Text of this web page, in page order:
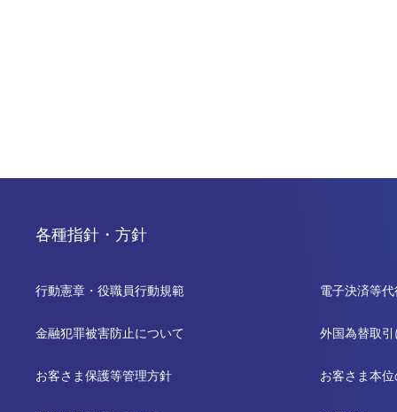
各種指針・方針
行動憲章・役職員行動規範
金融犯罪被害防止について
お客さま保護等管理方針
電子決済等
外国為替取
お客さま本